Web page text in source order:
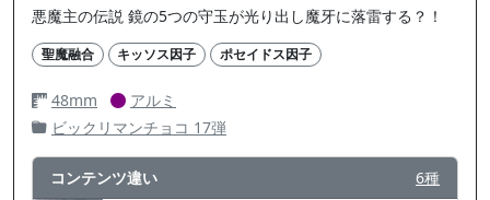
悪魔主の伝説 鏡の5つの守玉が光り出し魔牙に落雷する？！
聖魔融合 キッソス因子 ポセイドス因子
48mm
アルミ
ビックリマンチョコ 17弾
コンテンツ違い 6種